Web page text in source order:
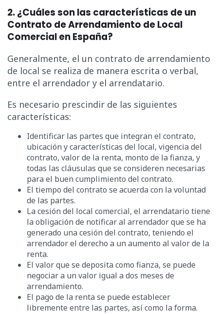
2. ¿Cuáles son las características de un
Contrato de Arrendamiento de Local
Comercial en España?
Generalmente, el un contrato de arrendamiento
de local se realiza de manera escrita o verbal,
entre el arrendador y el arrendatario.
Es necesario prescindir de las siguientes
características:
Identificar las partes que integran el contrato,
ubicación y características del local, vigencia del
contrato, valor de la renta, monto de la fianza, y
todas las cláusulas que se consideren necesarias
para el buen cumplimiento del contrato.
El tiempo del contrato se acuerda con la voluntad
de las partes.
La cesión del local comercial, el arrendatario tiene
la obligación de notificar al arrendador que se ha
generado una cesión del contrato, teniendo el
arrendador el derecho a un aumento al valor de la
renta.
El valor que se deposita como fianza, se puede
negociar a un valor igual a dos meses de
arrendamiento.
El pago de la renta se puede establecer
libremente entre las partes, así como la forma.